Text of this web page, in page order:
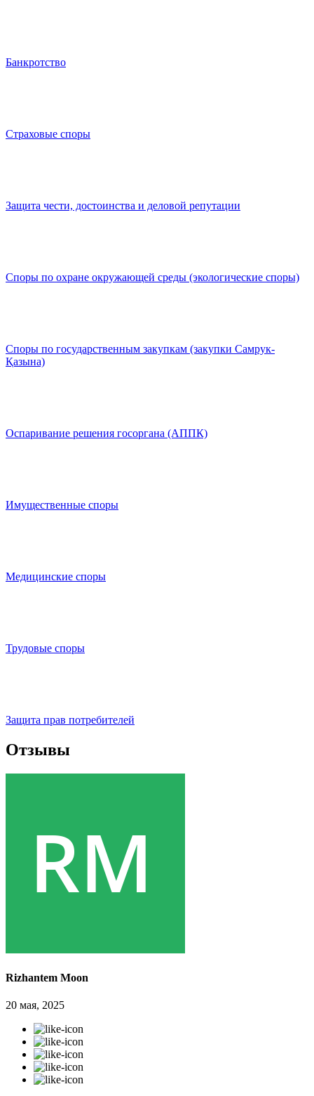
Банкротство
Страховые споры
Защита чести, достоинства и деловой репутации
Споры по охране окружающей среды (экологические споры)
Споры по государственным закупкам (закупки Самрук-
Қазына)
Оспаривание решения госоргана (АППК)
Имущественные споры
Медицинские споры
Трудовые споры
Защита прав потребителей
Отзывы
Rizhantem Moon
20 мая, 2025